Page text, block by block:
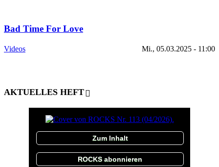
Bad Time For Love
Videos Mi., 05.03.2025 - 11:00
AKTUELLES HEFT
Zum Inhalt
ROCKS abonnieren